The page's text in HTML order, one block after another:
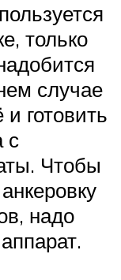
только
случае
готовить
с
Чтобы
надо